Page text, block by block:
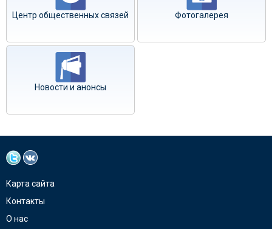
Центр общественных связей Фотогалерея
Новости и анонсы
Карта сайта
Контакты
О нас